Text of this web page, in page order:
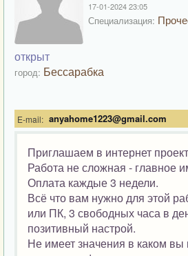
17-01-2024 23:05
Специализация:
открыт
город: Бессарабка
E-mail: anyahome1223@gmail.com
Приглашаем в интернет
Работа не сложная - главное
Оплата каждые 3 недели.
Всё что вам нужно для этой
или ПК, 3 свободных часа в
позитивный настрой.
Не имеет значения в каком вы